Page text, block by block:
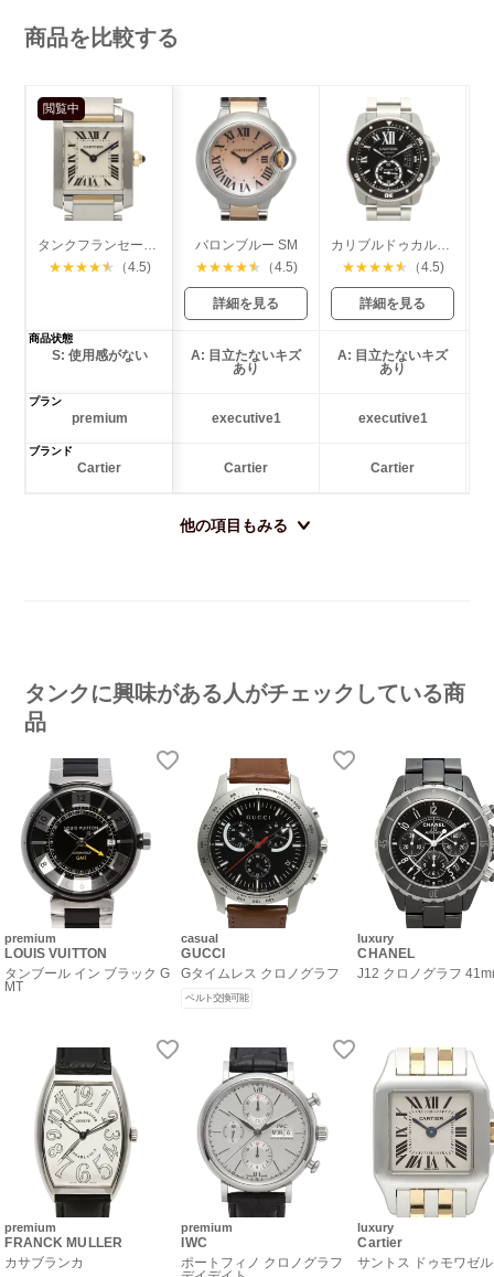
商品を比較する
閲覧中
タンクフランセーズ SM
★★★★★ （4.5)
バロンブルー SM
★★★★★ （4.5)
詳細を見る
カリブルドゥカルティエ ダイバー
★★★★★ （4.5)
詳細を見る
商品状態
S: 使用感がない
A: 目立たないキズ
あり
A: 目立たないキズ
あり
プラン
premium executive1 executive1
ブランド
Cartier Cartier Cartier
他の項目もみる
タンクに興味がある人がチェックしている商
品
premium
LOUIS VUITTON
タンブール イン ブラック G
MT
premium
FRANCK MULLER
カサブランカ
casual
GUCCI
Gタイムレス クロノグラフ
ベルト交換可能
premium
IWC
ポートフィノ クロノグラフ
luxury
CHANEL
J12 クロノグラフ
luxury
Cartier
サントス ドゥモワゼ